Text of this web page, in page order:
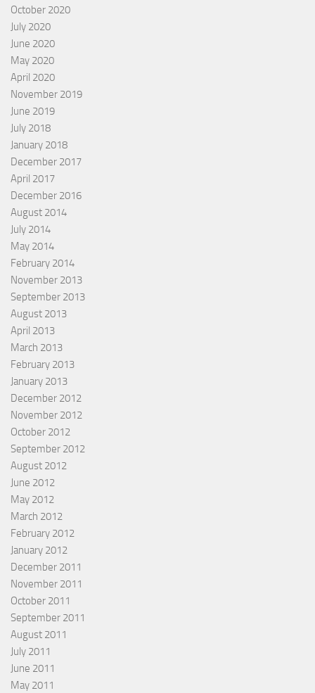
October 2020
July 2020
June 2020
May 2020
April 2020
November 2019
June 2019
July 2018
January 2018
December 2017
April 2017
December 2016
August 2014
July 2014
May 2014
February 2014
November 2013
September 2013
August 2013
April 2013
March 2013
February 2013
January 2013
December 2012
November 2012
October 2012
September 2012
August 2012
June 2012
May 2012
March 2012
February 2012
January 2012
December 2011
November 2011
October 2011
September 2011
August 2011
July 2011
June 2011
May 2011